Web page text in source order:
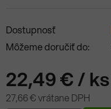
Dostupnosť
Môžeme doručiť do:
22,49 €/ ks
27,66 € vrátane DPH